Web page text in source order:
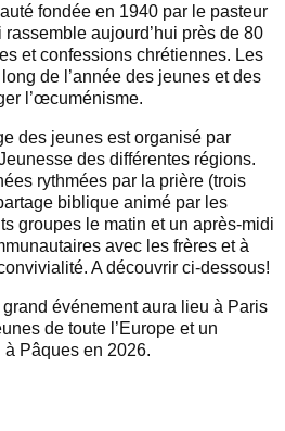
fondée en 1940 par le pasteur
aujourd’hui près de 80
et confessions chrétiennes. Les
de l’année des jeunes et des
l’œcuménisme.
des jeunes est organisé par
des différentes régions.
rythmées par la prière (trois
biblique animé par les
groupes le matin et un après-midi
avec les frères et à
A découvrir ci-dessous!
grand événement aura lieu à Paris
de toute l’Europe et un
Pâques en 2026.